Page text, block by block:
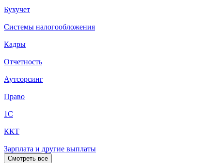
Бухучет
Системы налогообложения
Кадры
Отчетность
Аутсорсинг
Право
1С
ККТ
Зарплата и другие выплаты
Смотреть все